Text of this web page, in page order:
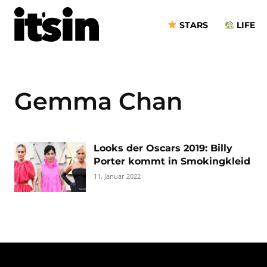
STARS LIFE
Gemma Chan
Looks der Oscars 2019: Billy
Porter kommt in Smokingkleid
11. Januar 2022